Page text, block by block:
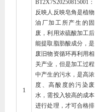
1
BT2X7S20250815001 ：
反映人反映皂角是植物
油厂加工所产生的固
废，利用浓硫酸加工后
能提取脂肪酸成分，是
废旧物资循环再利用相
关产业，但是加工过程
中产生的污水，是高浓
度、高酸度的污染废
水，需投入较高的成本
进行处理，才可合格排